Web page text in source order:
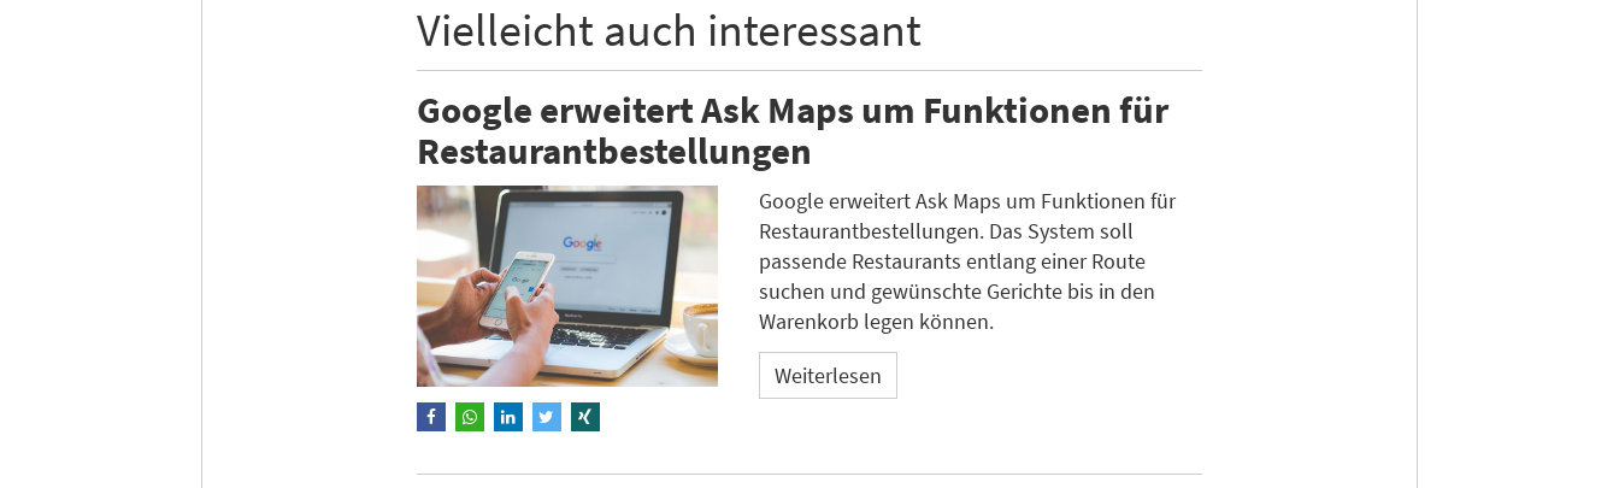
Vielleicht auch interessant
Google erweitert Ask Maps um Funktionen für
Restaurantbestellungen
Google erweitert Ask Maps um Funktionen für
Restaurantbestellungen. Das System soll
passende Restaurants entlang einer Route
suchen und gewünschte Gerichte bis in den
Warenkorb legen können.
Weiterlesen